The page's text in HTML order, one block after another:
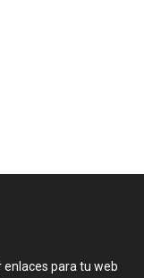
enlaces para tu web